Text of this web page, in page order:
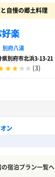
自慢の郷土料理
楽
別府八湯
別府市北浜3-13-21
(3)
ン
の宿泊プラン一覧へ